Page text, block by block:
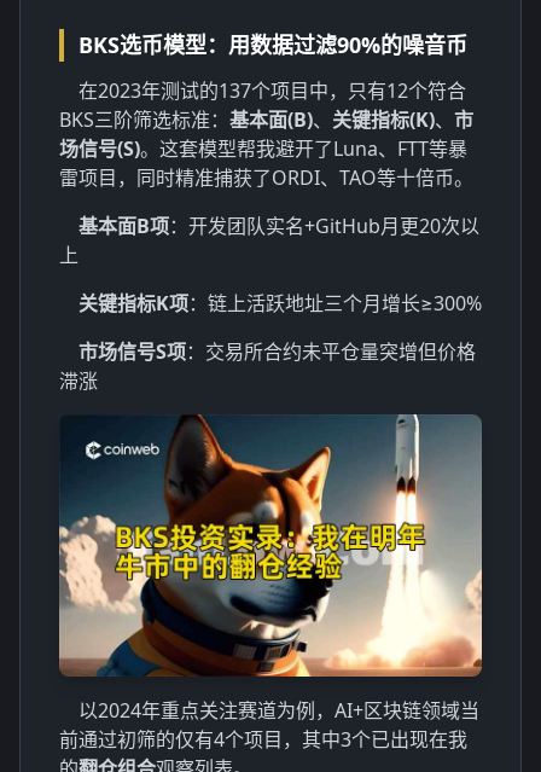
BKS选币模型：用数据过滤90%的噪音币
在2023年测试的137个项目中，只有12个符合
BKS三阶筛选标准： 基本面(B)、 关键指标(K)、 市
场信号(S)。这套模型帮我避开了Luna、FTT等暴
雷项目，同时精准捕获了ORDI、TAO等十倍币。
基本面B项：开发团队实名+GitHub月更20次以
上
关键指标K项：链上活跃地址三个月增长≥300%
市场信号S项：交易所合约未平仓量突增但价格
滞涨
以2024年重点关注赛道为例，AI+区块链领域当
前通过初筛的仅有4个项目，其中3个已出现在我